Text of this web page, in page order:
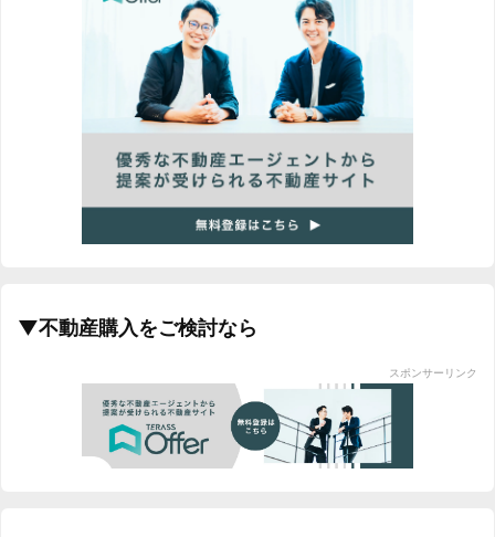
▼不動産購入をご検討なら
スポンサーリンク